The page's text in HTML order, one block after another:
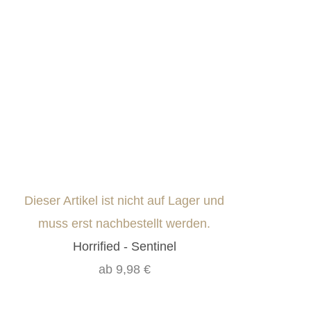
Dieser Artikel ist nicht auf Lager und
muss erst nachbestellt werden.
Horrified - Sentinel
ab 9,98 €